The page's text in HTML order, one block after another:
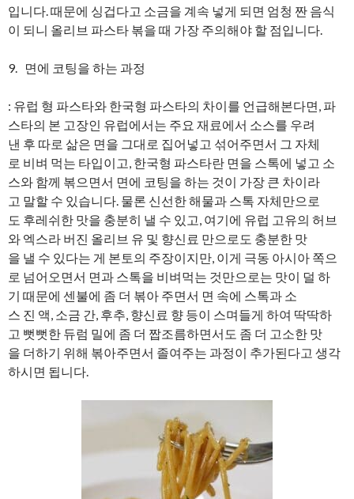
입니다. 때문에 싱겁다고 소금을 계속 넣게 되면 엄청 짠 음식
이 되니 올리브 파스타 볶을 때 가장 주의해야 할 점입니다.
9. 면에 코팅을 하는 과정
: 유럽 형 파스타와 한국형 파스타의 차이를 언급해본다면, 파
스타의 본 고장인 유럽에서는 주요 재료에서 소스를 우려
낸 후 따로 삶은 면을 그대로 집어넣고 섞어주면서 그 자체
로 비벼 먹는 타입이고, 한국형 파스타란 면을 스톡에 넣고 소
스와 함께 볶으면서 면에 코팅을 하는 것이 가장 큰 차이라
고 말할 수 있습니다. 물론 신선한 해물과 스톡 자체만으로
도 후레쉬한 맛을 충분히 낼 수 있고, 여기에 유럽 고유의 허브
와 엑스라 버진 올리브 유 및 향신료 만으로도 충분한 맛
을 낼 수 있다는 게 본토의 주장이지만, 이게 극동 아시아 쪽으
로 넘어오면서 면과 스톡을 비벼먹는 것만으로는 맛이 덜 하
기 때문에 센불에 좀 더 볶아 주면서 면 속에 스톡과 소
스 진 액, 소금 간, 후추, 향신료 향 등이 스며들게 하여 딱딱하
고 뻣뻣한 듀럼 밀에 좀 더 짭조름하면서도 좀 더 고소한 맛
을 더하기 위해 볶아주면서 졸여주는 과정이 추가된다고 생각
하시면 됩니다.